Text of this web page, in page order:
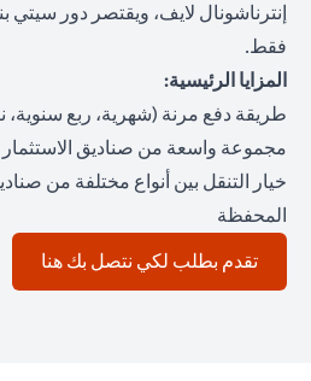
إنترناشونال لايف، ويقتصر دور سيتي
فقط.
المزايا الرئيسية:
طريقة دفع مرنة (شهرية، ربع
مجموعة واسعة من صناديق الاستثمار
خيار التنقل بين أنواع مختلفة من
المحفظة
تقدم بطلب لكي نتصل بك هنا